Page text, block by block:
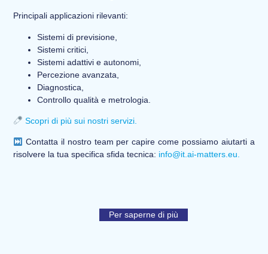
Principali applicazioni rilevanti:
Sistemi di previsione,
Sistemi critici,
Sistemi adattivi e autonomi,
Percezione avanzata,
Diagnostica,
Controllo qualità e metrologia.
Scopri di più sui nostri servizi.
Contatta il nostro team per capire come possiamo aiutarti a
risolvere la tua specifica sfida tecnica: info@it.ai-matters.eu.
Per saperne di più